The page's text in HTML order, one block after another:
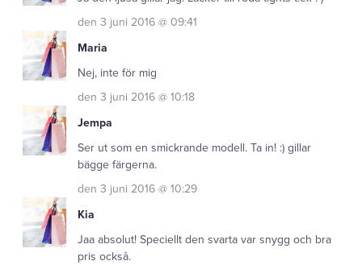
den 3 juni 2016 @ 09:41
Maria
Nej, inte för mig
den 3 juni 2016 @ 10:18
Jempa
Ser ut som en smickrande modell. Ta in! :) gillar
bägge färgerna.
den 3 juni 2016 @ 10:29
Kia
Jaa absolut! Speciellt den svarta var snygg och bra
pris också.